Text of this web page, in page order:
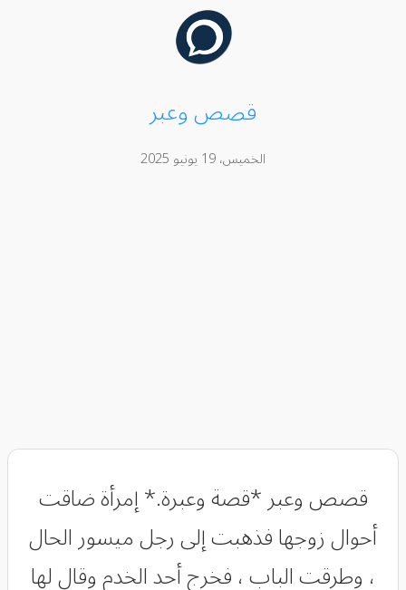
قصص وعبر
الخميس، 19 يونيو 2025
قصص وعبر *قصة وعبرة.* إمرأة ضاقت
أحوال زوجها فذهبت إلى رجل ميسور الحال
، وطرقت الباب ، فخرج أحد الخدم وقال لها